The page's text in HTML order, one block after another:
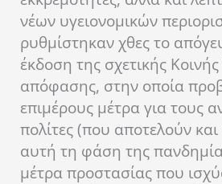
νέων υγειονομικών
ρυθμίστηκαν χθες το
έκδοση της σχετικής
απόφασης, στην οποία
επιμέρους μέτρα για τους
πολίτες (που αποτελούν
αυτή τη φάση της
μέτρα προστασίας που